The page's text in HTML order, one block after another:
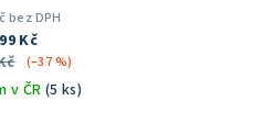
bez DPH
Kč
(–37 %)
v ČR (5 ks)